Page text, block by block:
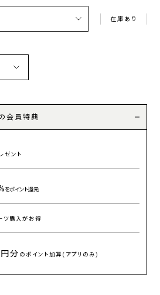
在庫あり
会員特典
ゼント
をポイント還元
ツ購入がお得
分 のポイント加算(アプリのみ)